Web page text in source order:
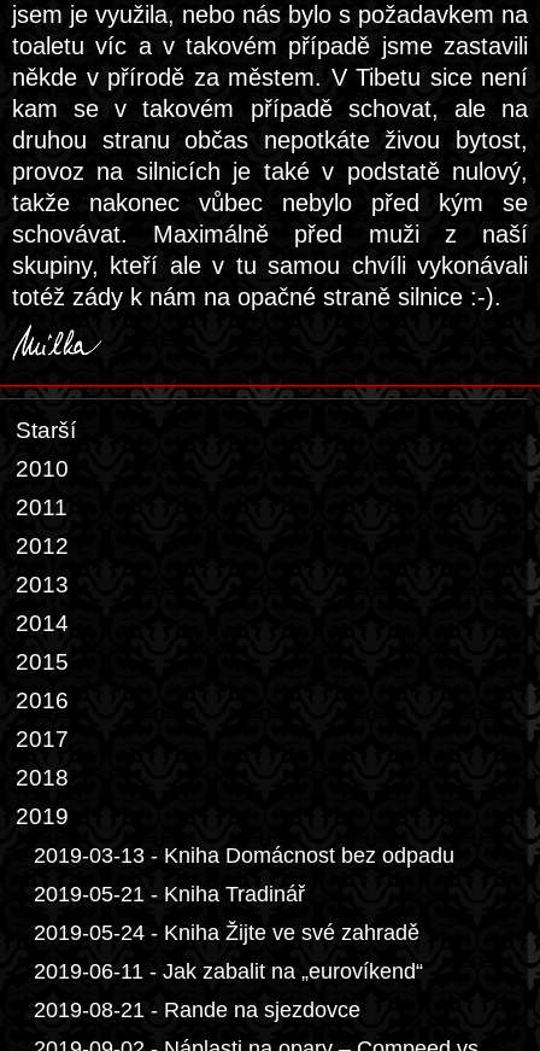
jsem je využila, nebo nás bylo s požadavkem na
toaletu víc a v takovém případě jsme zastavili
někde v přírodě za městem. V Tibetu sice není
kam se v takovém případě schovat, ale na
druhou stranu občas nepotkáte živou bytost,
provoz na silnicích je také v podstatě nulový,
takže nakonec vůbec nebylo před kým se
schovávat. Maximálně před muži z naší
skupiny, kteří ale v tu samou chvíli vykonávali
totéž zády k nám na opačné straně silnice :-).
Starší
2010
2011
2012
2013
2014
2015
2016
2017
2018
2019
2019-03-13 - Kniha Domácnost bez odpadu
2019-05-21 - Kniha Tradinář
2019-05-24 - Kniha Žijte ve své zahradě
2019-06-11 - Jak zabalit na „eurovíkend“
2019-08-21 - Rande na sjezdovce